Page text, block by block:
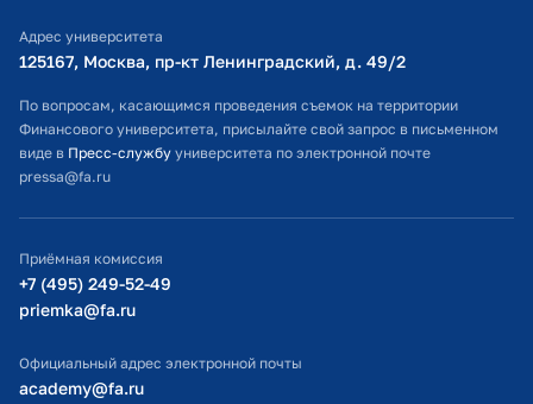
Оплата обучения
Расписание занятий
Студенческий офис
Официальный адрес электронной почты
Министерство просвещения РФ
Министерство науки и высшего образования РФ
Адрес университета
125167, Москва, пр-кт Ленинградский, д. 49/2​
По вопросам, касающимся проведения съемок на территории
Финансового университета, присылайте свой запрос в письменном
виде в Пресс-службу университета по электронной почте
pressa@fa.ru
Приёмная комиссия
+7 (495) 249-52-49
priemka@fa.ru
Официальный адрес электронной почты
academy@fa.ru